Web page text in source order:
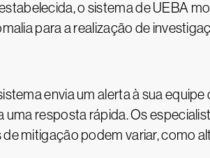
o sistema de UEBA
para a realização de
envia um alerta à sua
resposta rápida. Os
mitigação podem variar, como